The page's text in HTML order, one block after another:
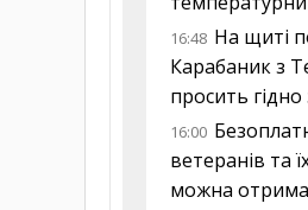
16:48 На щиті
Карабаник з
просить гідно
16:00
ветеранів та
можна